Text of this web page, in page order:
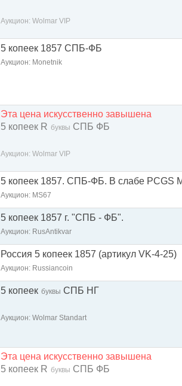
Аукцион: Wolmar VIP
5 копеек 1857 СПБ-ФБ
Аукцион: Monetnik
Эта цена искусственно завышена
5 копеек R буквы СПБ ФБ
Аукцион: Wolmar VIP
5 копеек 1857. СПБ-ФБ. В слабе PCGS
Аукцион: МS67
5 копеек 1857 г. "СПБ - ФБ".
Аукцион: RusAntikvar
Россия 5 копеек 1857 (артикул VK-4-25)
Аукцион: Russiancoin
5 копеек буквы СПБ НГ
Аукцион: Wolmar Standart
Эта цена искусственно завышена
5 копеек R буквы СПБ ФБ